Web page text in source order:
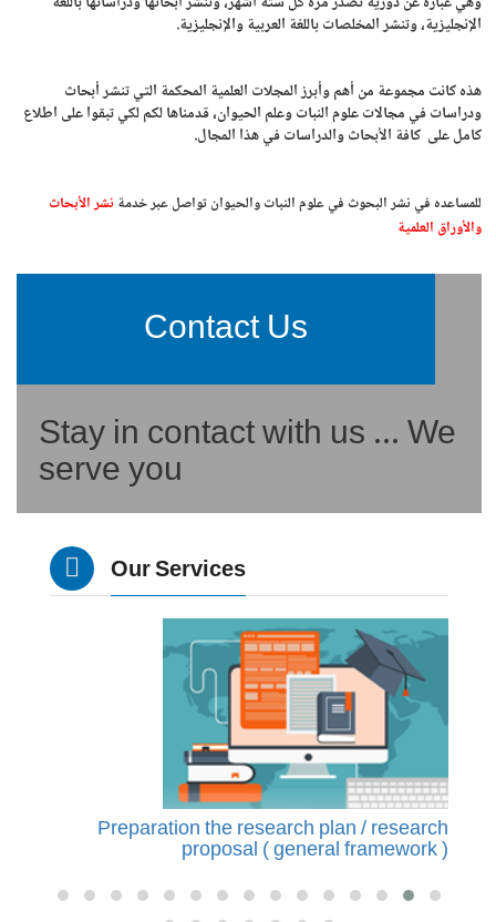
الإنجليزية، وتنشر المخلصات باللغة العربية والإنجليزية.
هذه كانت مجموعة من أهم وأبرز المجلات العلمية المحكمة التي تنشر أبحاث
ودراسات في مجالات علوم النبات وعلم الحيوان، قدمناها لكم لكي تبقوا على اطلاع
كامل على كافة الأبحاث والدراسات في هذا المجال.
للمساعده في نشر البحوث في علوم النبات والحيوان تواصل عبر خدمة نشر الأبحاث
والأوراق العلمية
Contact Us
Stay in contact with us ... We
serve you
Our Services
Preparation the research plan / research
proposal ( general framework )